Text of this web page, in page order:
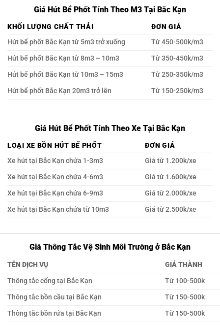
Giá Hút Bể Phốt Tính Theo M3 Tại Bắc Kạn
KHỐI LƯỢNG CHẤT THẢI
ĐƠN GIÁ
Hút bể phốt Bắc Kạn từ 5m3 trở xuống
Từ 450-500k/m3
Hút bể phốt Bắc Kạn từ 8m3 – 10m3
Từ 350-450k/m3
Hút bể phốt Bắc Kạn từ 10m3 – 15m3
Từ 250-350k/m3
Hút bể phốt Bắc Kạn 20m3 trở lên
Từ 150-250k/m3
Giá Hút Bể Phốt Tính Theo Xe Tại Bắc Kạn
LOẠI XE BỒN HÚT BỂ PHỐT
ĐƠN GIÁ
Xe hút tại Bắc Kạn chứa 1-3m3
Giá từ 1.200k/xe
Xe hút tại Bắc Kạn chứa 4-6m3
Giá từ 1.600k/xe
Xe hút tại Bắc Kạn chứa 6-9m3
Giá từ 2.000k/xe
Xe hút tại Bắc Kạn chứa từ 10m3
Giá từ 2.500k/xe
Giá Thông Tắc Vệ Sinh Môi Trường ở Bắc Kạn
TÊN DỊCH VỤ
GIÁ THÀNH
Thông tắc cống tại Bắc Kạn
Từ 100-500k
Thông tắc bồn cầu tại Bắc Kạn
Từ 150-500k
Thông tắc bồn rửa tại Bắc Kạn
Từ 150-500k